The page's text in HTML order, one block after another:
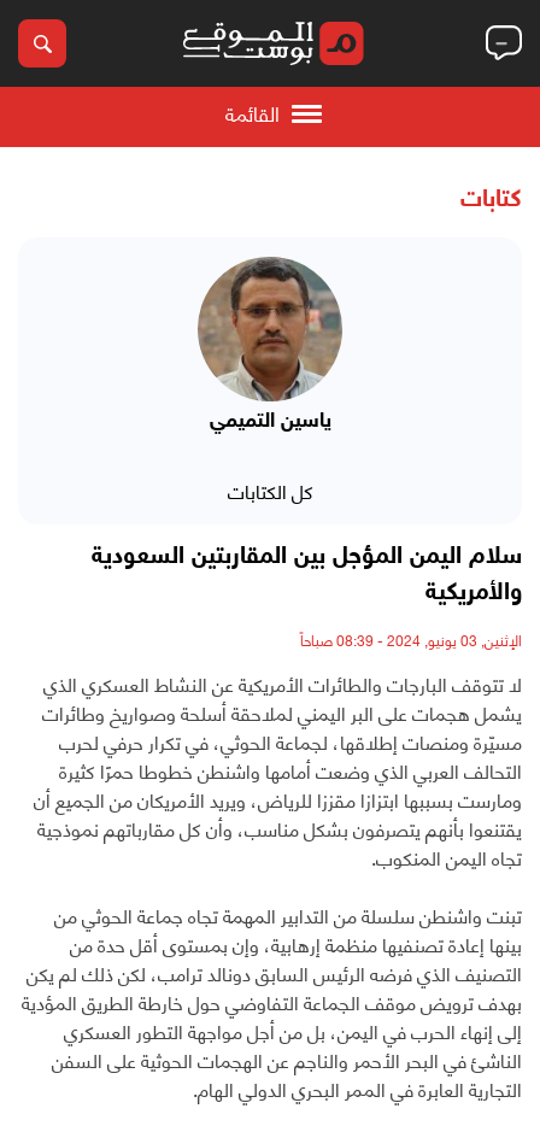
القائمة
كتابات
ياسين التميمي
كل الكتابات
سلام اليمن المؤجل بين المقاربتين السعودية
والأمريكية
الإثنين, 03 يونيو, 2024 - 08:39 صباحاً
لا تتوقف البارجات والطائرات الأمريكية عن النشاط العسكري الذي
يشمل هجمات على البر اليمني لملاحقة أسلحة وصواريخ وطائرات
مسيّرة ومنصات إطلاقها، لجماعة الحوثي، في تكرار حرفي لحرب
التحالف العربي الذي وضعت أمامها واشنطن خطوطا حمرًا كثيرة
ومارست بسببها ابتزازا مقززا للرياض، ويريد الأمريكان من الجميع أن
يقتنعوا بأنهم يتصرفون بشكل مناسب، وأن كل مقارباتهم نموذجية
تجاه اليمن المنكوب.
تبنت واشنطن سلسلة من التدابير المهمة تجاه جماعة الحوثي من
بينها إعادة تصنفيها منظمة إرهابية، وإن بمستوى أقل حدة من
التصنيف الذي فرضه الرئيس السابق دونالد ترامب، لكن ذلك لم يكن
بهدف ترويض موقف الجماعة التفاوضي حول خارطة الطريق المؤدية
إلى إنهاء الحرب في اليمن، بل من أجل مواجهة التطور العسكري
الناشئ في البحر الأحمر والناجم عن الهجمات الحوثية على السفن
التجارية العابرة في الممر البحري الدولي الهام.